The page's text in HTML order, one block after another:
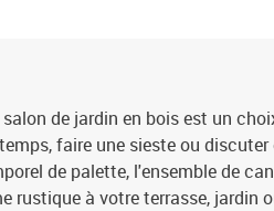
de jardin en bois est un
faire une sieste ou
de palette, l'ensemble de
rustique à votre terrasse, jardin